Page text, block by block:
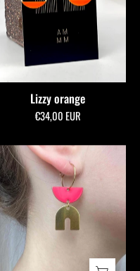
Lizzy orange
€34,00 EUR
Savy
pink
-
allmymillionmoons